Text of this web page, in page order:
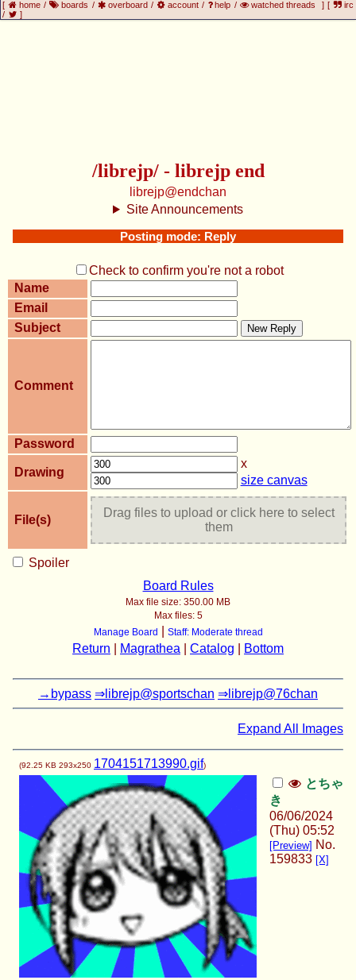
[ home / boards / overboard / account / help / watched threads ] [
irc
/
]
/librejp/ - librejp end
librejp@endchan
Site Announcements
Posting mode: Reply
Check to confirm you're not a robot
Name
Email
Subject
New Reply
Comment
Password
Drawing
x
size canvas
File(s)
Drag files to upload or click here to select
them
Spoiler
Board Rules
Max file size: 350.00 MB
Max files: 5
Manage Board
Staff: Moderate thread
Return Magrathea Catalog Bottom
→bypass ⇒librejp@sportschan ⇒librejp@76chan
Expand All Images
(92.25 KB 293x250 1704151713990.gif)
とちゃ
き
06/06/2024
(Thu) 05:52
[Preview] No.
159833 [X]